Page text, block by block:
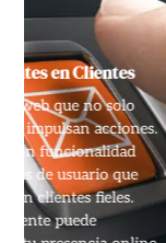
Innovación y
EnAses Media
creatividad e
sitios web que
que también
Nuestro
asegura que tu